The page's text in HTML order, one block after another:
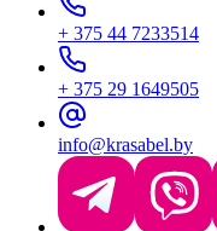
+ 375 44 7233514
+ 375 29 1649505
info@krasabel.by